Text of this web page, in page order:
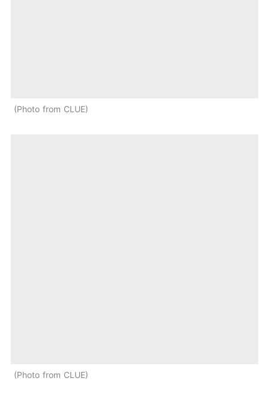
Photo from CLUE
Photo from CLUE